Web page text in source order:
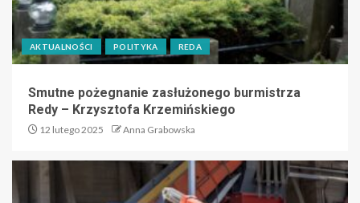
AKTUALNOŚCI POLITYKA REDA
Smutne pożegnanie zasłużonego burmistrza
Redy – Krzysztofa Krzemińskiego
12 lutego 2025 Anna Grabowska